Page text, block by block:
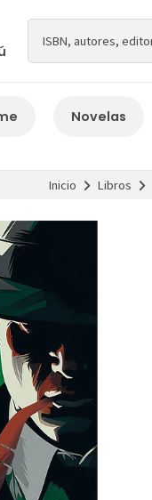
Novelas
Inicio Libros